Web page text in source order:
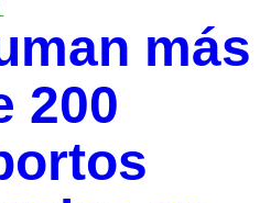
más
200